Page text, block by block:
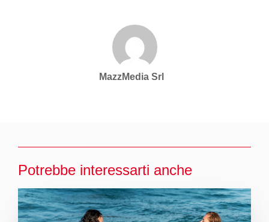
MazzMedia Srl
Potrebbe interessarti anche